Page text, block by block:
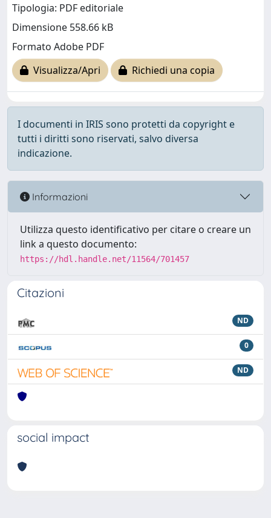
Tipologia: PDF editoriale
Dimensione 558.66 kB
Formato Adobe PDF
Visualizza/Apri
Richiedi una copia
I documenti in IRIS sono protetti da copyright e
tutti i diritti sono riservati, salvo diversa
indicazione.
Informazioni
Utilizza questo identificativo per citare o creare un
link a questo documento:
https://hdl.handle.net/11564/701457
Citazioni
ND
0
ND
social impact